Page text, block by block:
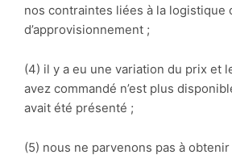
nos contraintes liées à la logistique
d’approvisionnement ;
(4) il y a eu une variation du prix et
avez commandé n’est plus
avait été présenté ;
(5) nous ne parvenons pas à obtenir